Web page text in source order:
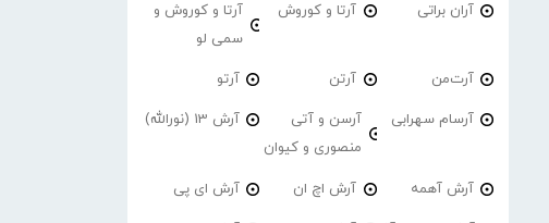
آران براتی آرتا و کوروش
آرتا و کوروش و
سمی لو
آرت‌من آرتن آرتو
آرسام سهرابی
آرسن و آتی
منصوری و کیوان
آرش 13 (نورالله)
آرش آهمه آرش اچ ان آرش ای پی